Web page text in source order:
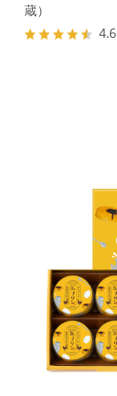
蔵）
4.6